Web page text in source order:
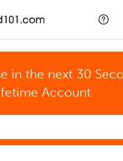
in the next 30
Account